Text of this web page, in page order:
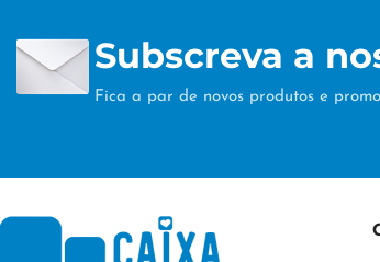
Subscreva a
Fica a par de novos produtos e